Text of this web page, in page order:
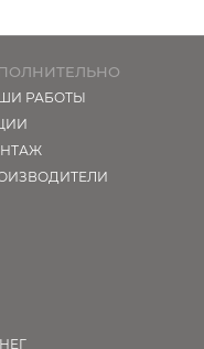
РАБОТЫ